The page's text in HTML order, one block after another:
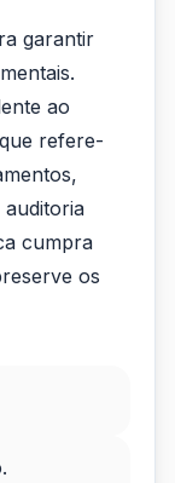
garantir
ao
refere-
auditoria
cumpra
os